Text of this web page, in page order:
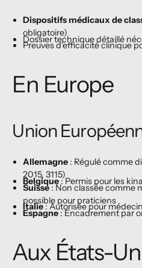
Dispositifs médicaux de
obligatoire)
Dossier technique détaillé
Preuves d'efficacité clinique
En Europe
Union
Allemagne: Régulé comme
2015, 3115)
Belgique: Permis pour les
Suisse: Non classée comme
possible pour praticiens
Italie: Autorisée pour
Espagne: Encadrement par
Aux États-